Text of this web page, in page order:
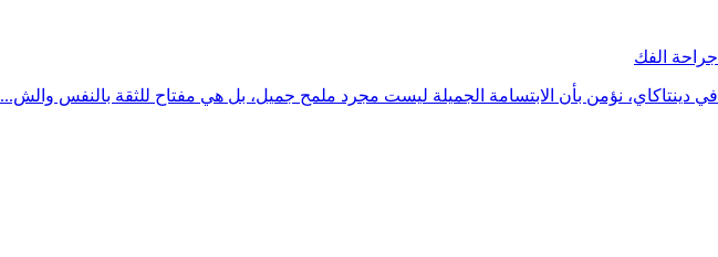
جراحة الفك
في دينتاكاي، نؤمن بأن الابتسامة الجميلة ليست مجرد ملمح جميل، بل هي مفتاح للثقة بالنفس والش...